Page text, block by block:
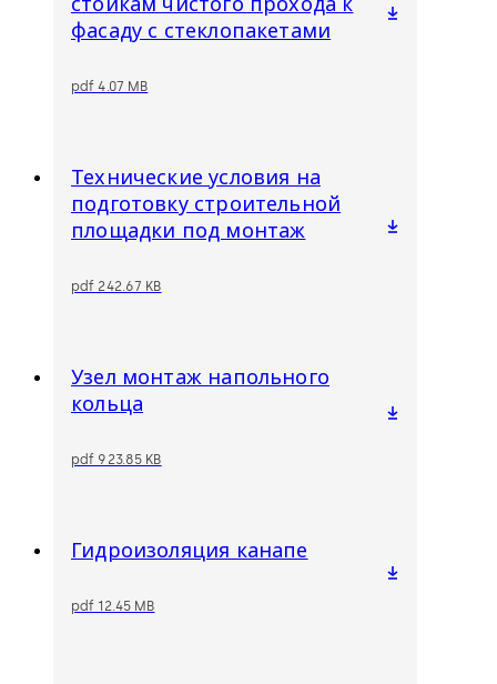
фасаду с стеклопакетами
pdf 4.07 MB
Технические условия на
подготовку строительной
площадки под монтаж
pdf 242.67 KB
Узел монтаж напольного
кольца
pdf 923.85 KB
Гидроизоляция канапе
pdf 12.45 MB